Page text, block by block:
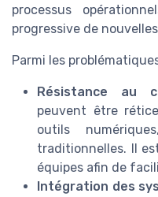
processus
progressive de
Parmi les
Résistance au
peuvent être
outils
traditionnelles. Il
équipes afin de
Intégration des